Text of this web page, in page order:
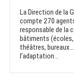
La Direction de la
compte 270
responsable de la
bâtiments (écoles,
théâtres,
l’adaptation...